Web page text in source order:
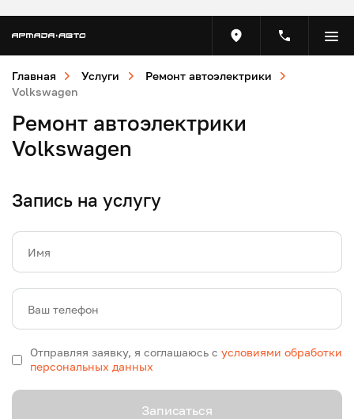
Главная Услуги
Ремонт автоэлектрики
Volkswagen
Ремонт автоэлектрики
Volkswagen
Запись на услугу
Имя
Ваш телефон
Отправляя заявку, я соглашаюсь с условиями обработки
персональных данных
Записаться